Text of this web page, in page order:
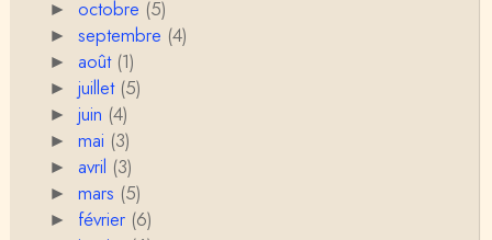
► octobre (5)
►septembre (4)
►août (1)
►juillet (5)
►juin (4)
►mai (3)
►avril (3)
►mars (5)
► février (6)